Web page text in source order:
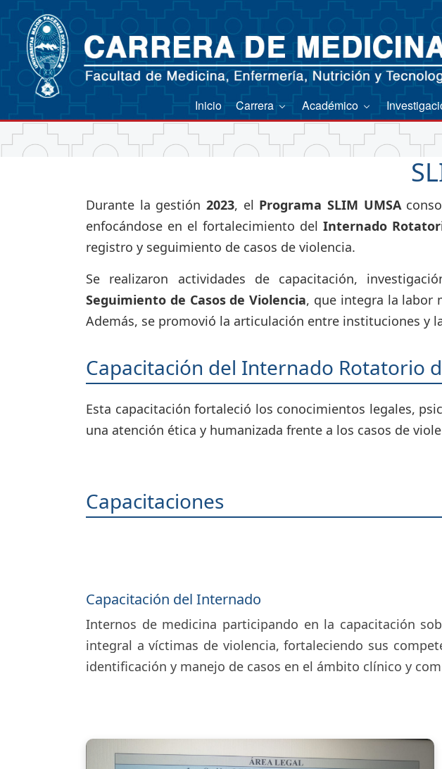
Inicio Carrera Académico
Durante la gestión2023, el Programa SLIM UMSA
enfocándose en el fortalecimiento delInternado
registro y seguimiento de casos de violencia.
Se realizaron actividades de capacitación,
Seguimiento de Casos de Violencia, que integra la labor
Además, se promovió la articulación entre instituciones y
Capacitación del Internado Rotatorio
Esta capacitación fortaleció los conocimientos legales,
una atención ética y humanizada frente a los casos de
Capacitaciones
Capacitación del Internado
Internos de medicina participando en la capacitación
integral a víctimas de violencia, fortaleciendo sus
identificación y manejo de casos en el ámbito clínico y